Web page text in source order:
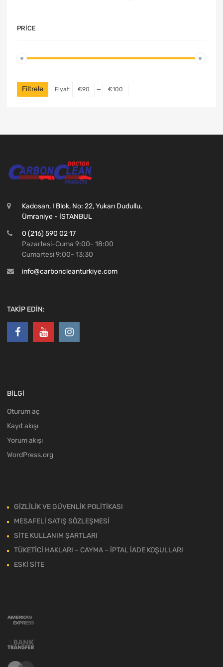
PRICE
Filtrele Fiyat: €90 — €100
Kadosan, I Blok, No: 22, Yukarı Dudullu,
Ümraniye - İSTANBUL
0 (216) 590 02 17
Pazartesi-Cuma 9:00- 18:00
Cumartesi 9:00- 13:30
info@carboncleanturkiye.com
TAKİP EDİN:
BİLGİ
Oturum aç
Kayıt akışı
Yorum akışı
WordPress.org
GİZLİLİK VE GÜVENLİK POLİTİKASI
MESAFELİ SATIŞ SÖZLEŞMESİ
SİTE KULLANIM ŞARTLARI
TÜKETİCİ HAKLARI – CAYMA – İPTAL İADE KOŞULLARI
ESKİ SİTE